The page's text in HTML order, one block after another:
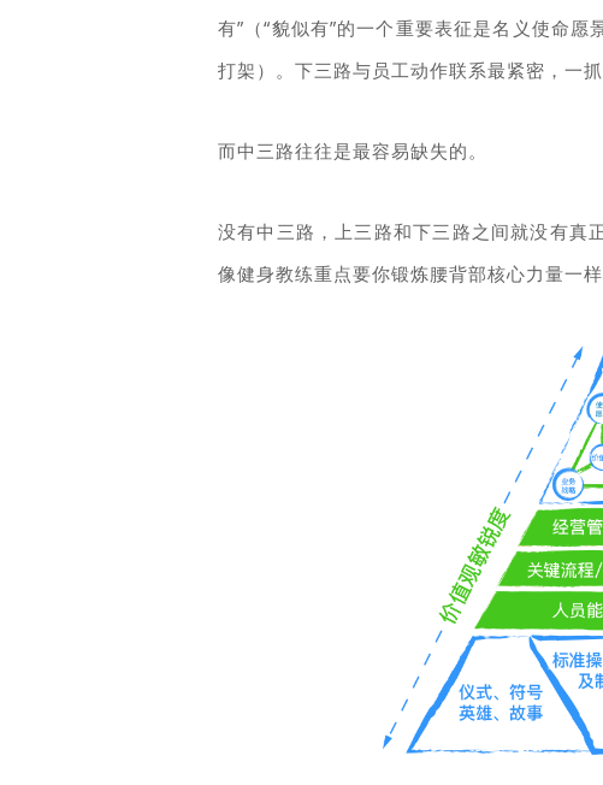
有”（“貌似有”的一个重要表征是名义使命
打架）。下三路与员工动作联系最紧密，一
而中三路往往是最容易缺失的。
没有中三路，上三路和下三路之间就没有真
像健身教练重点要你锻炼腰背部核心力量一